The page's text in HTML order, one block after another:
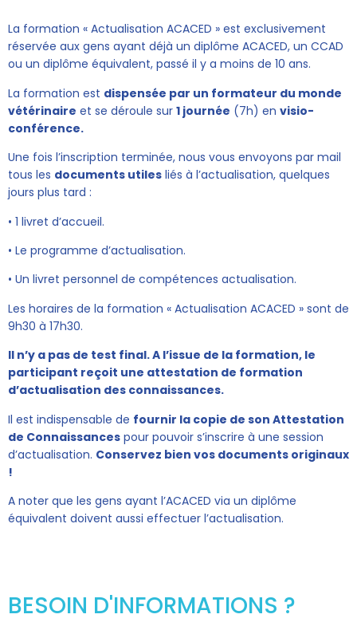
La formation « Actualisation ACACED » est exclusivement
réservée aux gens ayant déjà un diplôme ACACED, un CCAD
ou un diplôme équivalent, passé il y a moins de 10 ans.
La formation est dispensée par un formateur du monde
vétérinaire et se déroule sur 1 journée (7h) en visio-
conférence.
Une fois l’inscription terminée, nous vous envoyons par mail
tous les documents utiles liés à l’actualisation, quelques
jours plus tard :
• 1 livret d’accueil.
• Le programme d’actualisation.
• Un livret personnel de compétences actualisation.
Les horaires de la formation « Actualisation ACACED » sont de
9h30 à 17h30.
Il n’y a pas de test final. A l’issue de la formation, le
participant reçoit une attestation de formation
d’actualisation des connaissances.
Il est indispensable de fournir la copie de son Attestation
de Connaissances pour pouvoir s’inscrire à une session
d’actualisation. Conservez bien vos documents originaux
!
A noter que les gens ayant l’ACACED via un diplôme
équivalent doivent aussi effectuer l’actualisation.
BESOIN D'INFORMATIONS ?